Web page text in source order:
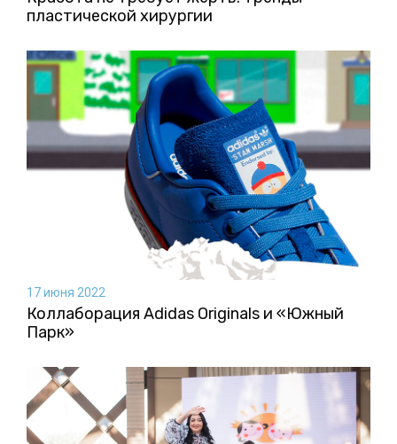
пластической хирургии
17 июня 2022
Коллаборация Аdidas Originals и «Южный
Парк»